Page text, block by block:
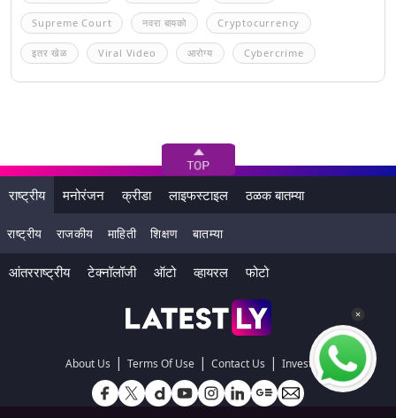
Supreme Court नवरा बायको Cryptocurrency
इतर खेळ Viral Video आरोग्य Cybercrime
राष्ट्रीय मनोरंजन क्रीडा लाइफस्टाइल ठळक बातम्या
राष्ट्रीय राजकीय माहिती शिक्षण बातम्या
आंतरराष्ट्रीय टेक्नॉलॉजी ऑटो व्हायरल फोटो
About Us | Terms Of Use | Contact Us | Investors